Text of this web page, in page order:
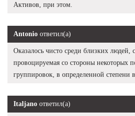
Активов, при этом.
Antonio ответил(а)
Оказалось чисто среди близких людей,
провоцируемая со стороны некоторых
группировок, в определенной степени
Italjano ответил(а)